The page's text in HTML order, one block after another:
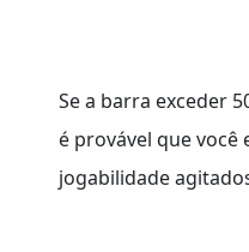
Se a barra exceder
é provável que você
jogabilidade